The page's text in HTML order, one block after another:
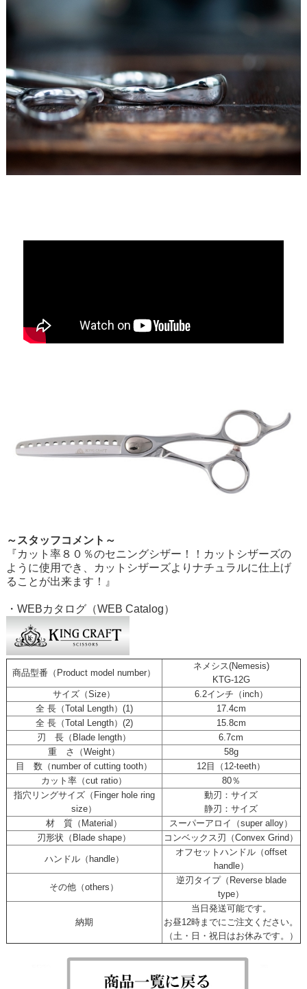
～スタッフコメント～
『カット率８０％のセニングシザー！！カットシザーズの
ように使用でき、カットシザーズよりナチュラルに仕上げ
ることが出来ます！』
・WEBカタログ（WEB Catalog）
商品型番（Product model number）
ネメシス(Nemesis)
KTG-12G
サイズ（Size）
6.2インチ（inch）
全 長（Total Length）(1)
17.4cm
全 長（Total Length）(2)
15.8cm
刃 長（Blade length）
6.7cm
重 さ（Weight）
58g
目 数（number of cutting tooth）
12目（12-teeth）
カット率（cut ratio）
80％
指穴リングサイズ（Finger hole ring
size）
動刃：サイズ
静刃：サイズ
材 質（Material）
スーパーアロイ（super alloy）
刃形状（Blade shape）
コンベックス刃（Convex Grind）
ハンドル（handle）
オフセットハンドル（offset
handle）
その他（others）
逆刃タイプ（Reverse blade
type）
納期
当日発送可能です。
お昼12時までにご注文ください。
（土・日・祝日はお休みです。）